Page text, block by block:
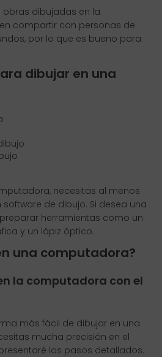
obras dibujadas en la
compartir con personas de
por lo que es bueno para
dibujar en una
necesitas al menos
de dibujo. Si desea una
herramientas como un
y un lápiz óptico.
una computadora?
la computadora con el
más fácil de dibujar en una
mucha precisión en el
los pasos detallados.